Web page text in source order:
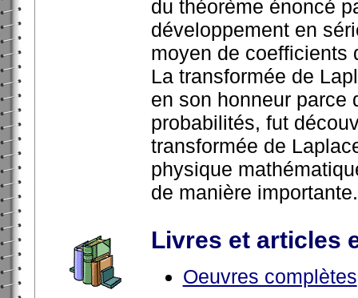
du théorème énoncé
développement en
moyen de coefficients
La transformée de
en son honneur parce
probabilités, fut
transformée de
physique
de manière importante.
Livres et articles
Oeuvres complètes